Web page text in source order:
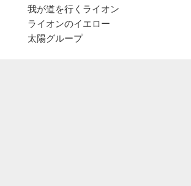
我が道を行くライオン
ライオンのイエロー
太陽グループ